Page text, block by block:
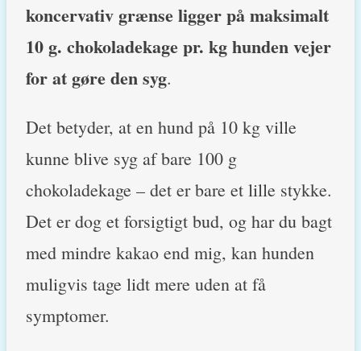
koncervativ grænse ligger på maksimalt
10 g. chokoladekage pr. kg hunden vejer
for at gøre den syg.
Det betyder, at en hund på 10 kg ville
kunne blive syg af bare 100 g
chokoladekage – det er bare et lille stykke.
Det er dog et forsigtigt bud, og har du bagt
med mindre kakao end mig, kan hunden
muligvis tage lidt mere uden at få
symptomer.